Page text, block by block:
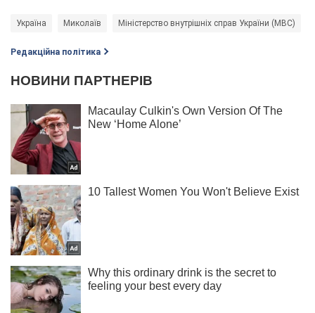
Україна Миколаїв Міністерство внутрішніх справ України (МВС)
Редакційна політика